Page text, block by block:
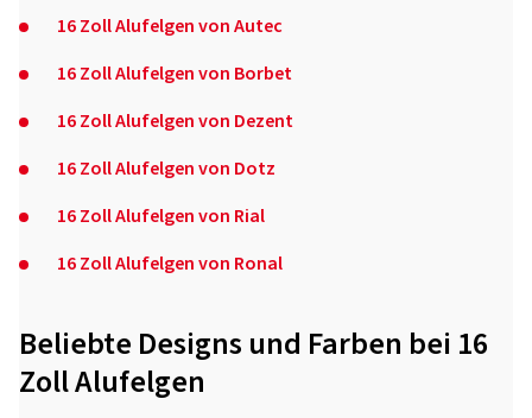
16 Zoll Alufelgen von Autec
16 Zoll Alufelgen von Borbet
16 Zoll Alufelgen von Dezent
16 Zoll Alufelgen von Dotz
16 Zoll Alufelgen von Rial
16 Zoll Alufelgen von Ronal
Beliebte Designs und Farben bei 16
Zoll Alufelgen